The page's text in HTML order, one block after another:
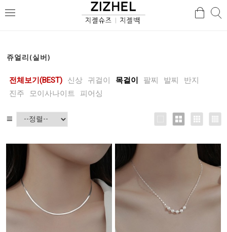
메
검
쥬얼리(실버)
전체보기(BEST) 신상 귀걸이 목걸이 팔찌 발찌
반지
진주
모이사나이트 피어싱